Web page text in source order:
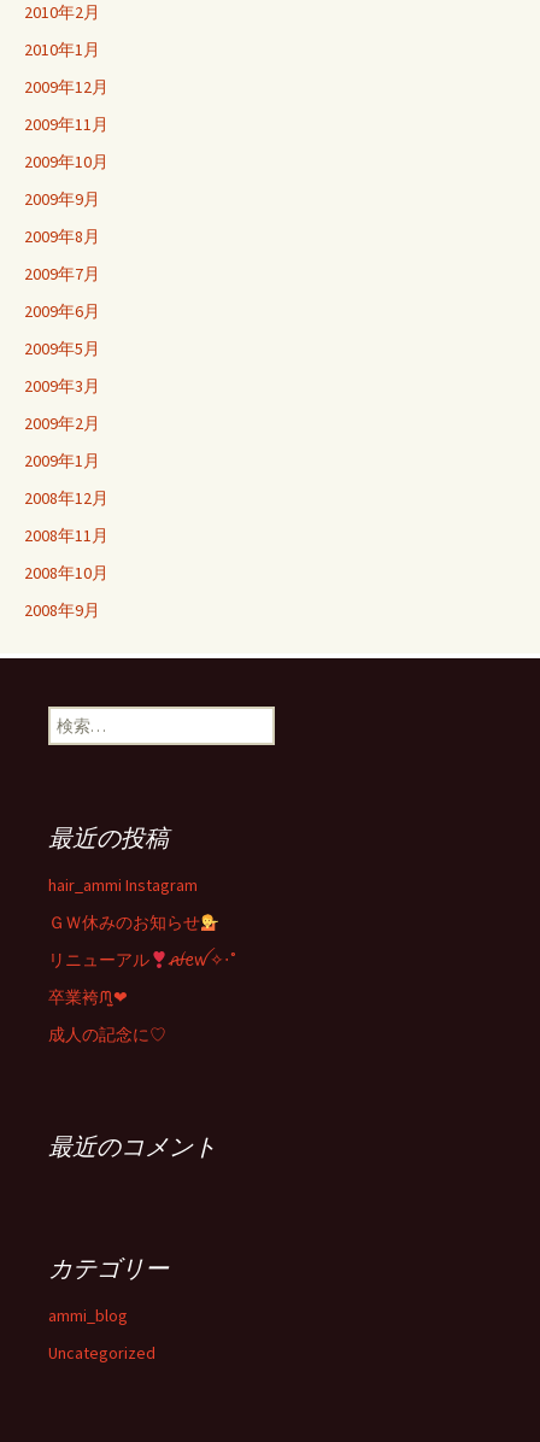
2010年2月
2010年1月
2009年12月
2009年11月
2009年10月
2009年9月
2009年8月
2009年7月
2009年6月
2009年5月
2009年3月
2009年2月
2009年1月
2008年12月
2008年11月
2008年10月
2008年9月
検
索:
最近の投稿
hair_ammi Instagram
ＧＷ休みのお知らせ
リニューアル
ꫛꫀꪝ✧‧˚
卒業袴ᙏ̤̫❤︎
成人の記念に♡
最近のコメント
カテゴリー
ammi_blog
Uncategorized